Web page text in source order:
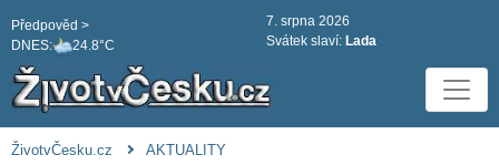
DNES: 24.8°C
Předpověd >
7. srpna 2026
Svátek slaví: Lada
ŽivotvČesku.cz AKTUALITY